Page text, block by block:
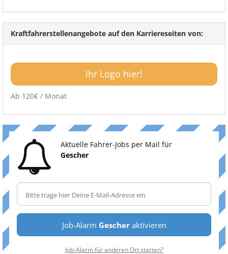
Kraftfahrerstellenangebote auf den Karriereseiten von:
Ihr Logo hier!
Ab 120€ / Monat
Aktuelle Fahrer-Jobs per Mail für
Gescher
Job-Alarm Gescheraktivieren
Job-Alarm für anderen Ort starten?